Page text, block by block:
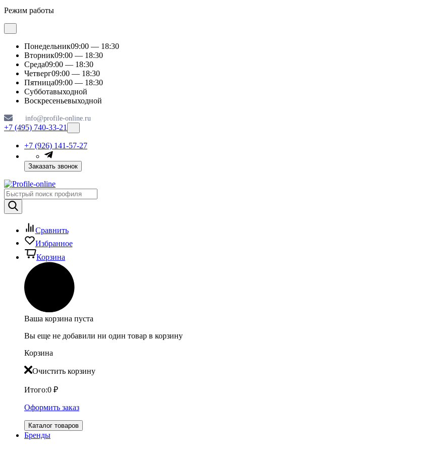
Режим работы
Понедельник09:00 — 18:30
Вторник09:00 — 18:30
Среда09:00 — 18:30
Четверг09:00 — 18:30
Пятница09:00 — 18:30
Субботавыходной
Воскресеньевыходной
info@profile-online.ru
+7 (495) 740-33-21
+7 (926) 141-57-27
Заказать звонок
Сравнить
Избранное
Корзина
Ваша корзина пуста
Вы еще не добавили ни один товар в корзину
Корзина
Очистить корзину
Итого:0 ₽
Оформить заказ
Каталог товаров
Бренды